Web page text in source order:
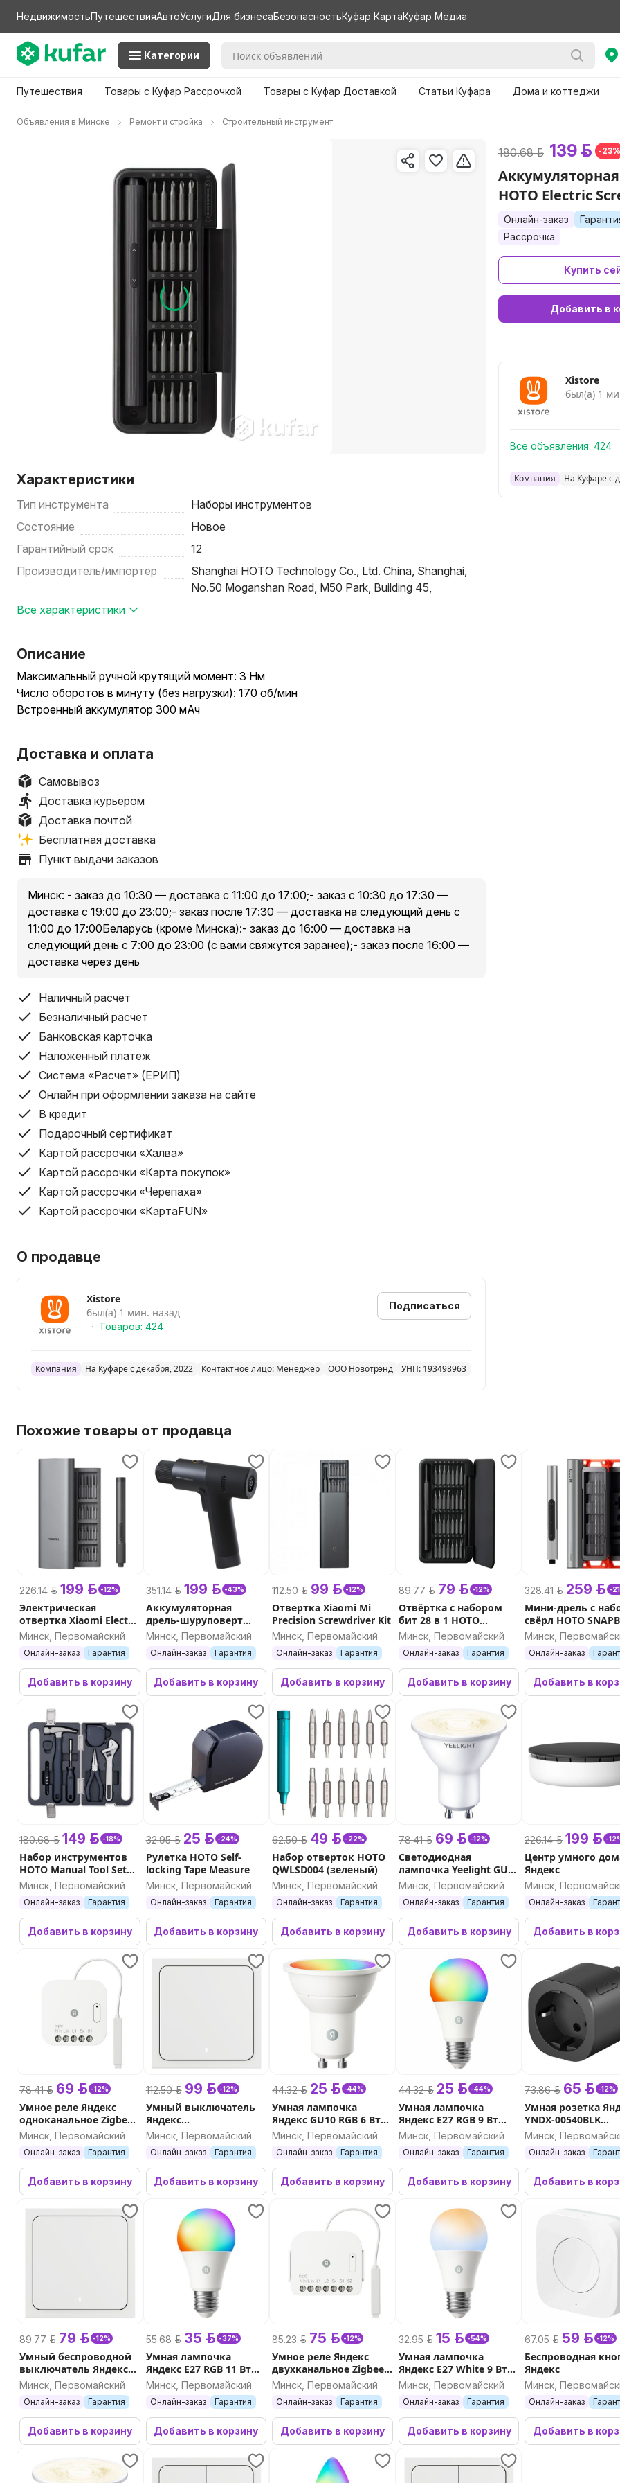
НедвижимостьПутешествияАвтоУслугиДля бизнесаБезопасностьКуфар КартаКуфар Медиа
Категории
Путешествия Товары с Куфар Рассрочкой Товары с Куфар Доставкой Статьи Куфара Дома и коттеджи
Объявления в Минске Ремонт и стройка Строительный инструмент
Характеристики
Тип инструмента
Наборы инструментов
Состояние
Новое
Гарантийный срок
12
Производитель/импортер
Shanghai HOTO Technology Co., Ltd. China, Shanghai,
No.50 Moganshan Road, M50 Park, Building 45,
Все характеристики
Описание
Максимальный ручной крутящий момент: 3 Нм
Число оборотов в минуту (без нагрузки): 170 об/мин
Встроенный аккумулятор 300 мАч
Доставка и оплата
Самовывоз
Доставка курьером
Доставка почтой
Бесплатная доставка
Пункт выдачи заказов
Минск: - заказ до 10:30 — доставка с 11:00 до 17:00;- заказ с 10:30 до 17:30 —
доставка с 19:00 до 23:00;- заказ после 17:30 — доставка на следующий день с
11:00 до 17:00Беларусь (кроме Минска):- заказ до 16:00 — доставка на
следующий день с 7:00 до 23:00 (с вами свяжутся заранее);- заказ после 16:00 —
доставка через день
Наличный расчет
Безналичный расчет
Банковская карточка
Наложенный платеж
Система «Расчет» (ЕРИП)
Онлайн при оформлении заказа на сайте
В кредит
Подарочный сертификат
Картой рассрочки «Халва»
Картой рассрочки «Карта покупок»
Картой рассрочки «Черепаха»
Картой рассрочки «КартаFUN»
О продавце
Xistore
был(а) 1 мин. назад
Товаров: 424
Подписаться
Компания На Куфаре с декабря, 2022 Контактное лицо: Менеджер ООО Новотрэнд УНП: 193498963
Похожие товары от продавца
226.14 р. 199 р. -12%
Электрическая
отвертка Xiaomi Electric
Precision Screwdriver
Минск, Первомайский
Онлайн-заказ Гарантия
Добавить в корзину
351.14 р. 199 р. -43%
Аккумуляторная
дрель-шуруповерт
HOTO Cordless Brushless
Electric Drill 12V
QWLDZ001 (серый)
Минск, Первомайский
Онлайн-заказ Гарантия
Добавить в корзину
112.50 р. 99 р. -12%
Отвертка Xiaomi Mi
Precision Screwdriver Kit
Минск, Первомайский
Онлайн-заказ Гарантия
Добавить в корзину
89.77 р. 79 р. -12%
Отвёртка с набором
бит 28 в 1 HOTO
Precision Screwdriver
Минск, Первомайский
Онлайн-заказ Гарантия
Добавить в корзину
328.41 р. 259 р. -
Мини-дрель с
свёрл HOTO
Electric Mini Drill
Минск,
Онлайн-заказ
Добавить в
180.68 р. 149 р. -18%
Набор инструментов
HOTO Manual Tool Set
QWSGJ002 (серый)
Минск, Первомайский
Онлайн-заказ Гарантия
Добавить в корзину
32.95 р. 25 р. -24%
Рулетка HOTO Self-
locking Tape Measure
Минск, Первомайский
Онлайн-заказ Гарантия
Добавить в корзину
62.50 р. 49 р. -22%
Набор отверток HOTO
QWLSD004 (зеленый)
Минск, Первомайский
Онлайн-заказ Гарантия
Добавить в корзину
78.41 р. 69 р. -12%
Cветодиодная
лампочка Yeelight GU10
Smart Bulb W1 (4шт)
Минск, Первомайский
Онлайн-заказ Гарантия
Добавить в корзину
226.14 р. 199 р. -
Центр умного
Яндекс
Минск,
Онлайн-заказ
Добавить в
78.41 р. 69 р. -12%
Умное реле Яндекс
одноканальное Zigbee
YNDX-00537
Минск, Первомайский
Онлайн-заказ Гарантия
Добавить в корзину
112.50 р. 99 р. -12%
Умный выключатель
Яндекс
одноклавишный
Zigbee YNDX-00531
Минск, Первомайский
Онлайн-заказ Гарантия
Добавить в корзину
44.32 р. 25 р. -44%
Умная лампочка
Яндекс GU10 RGB 6 Вт
Matter
Минск, Первомайский
Онлайн-заказ Гарантия
Добавить в корзину
44.32 р. 25 р. -44%
Умная лампочка
Яндекс E27 RGB 9 Вт
Matter
Минск, Первомайский
Онлайн-заказ Гарантия
Добавить в корзину
73.86 р. 65 р. -12%
Умная розетка
YNDX-00540BLK
(черный)
Минск,
Онлайн-заказ
Добавить в
89.77 р. 79 р. -12%
Умный беспроводной
выключатель Яндекс
одноклавишный
Zigbee YNDX-00534
Минск, Первомайский
Онлайн-заказ Гарантия
Добавить в корзину
55.68 р. 35 р. -37%
Умная лампочка
Яндекс E27 RGB 11 Вт
Matter
Минск, Первомайский
Онлайн-заказ Гарантия
Добавить в корзину
85.23 р. 75 р. -12%
Умное реле Яндекс
двухканальное Zigbee
YNDX-00538 (цвет)
Минск, Первомайский
Онлайн-заказ Гарантия
Добавить в корзину
32.95 р. 15 р. -54%
Умная лампочка
Яндекс E27 White 9 Вт
Matter
Минск, Первомайский
Онлайн-заказ Гарантия
Добавить в корзину
67.05 р. 59 р. -12%
Беспроводная
Яндекс
Минск,
Онлайн-заказ
Добавить в
180.68 р. 139 р. -23%
HOTO Electric
Онлайн-заказ
Рассрочка
Купить
Добавить в
Xistore
был(а) 1
Все объявления: 424
Компания На Куфаре с